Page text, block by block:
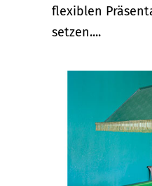
flexiblen
setzen....